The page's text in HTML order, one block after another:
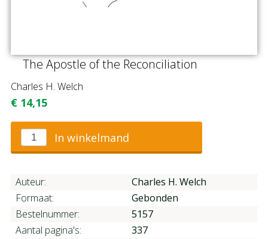
The Apostle of the Reconciliation
Charles H. Welch
€ 14,15
In winkelmand
Auteur:
Charles H. Welch
Formaat:
Gebonden
Bestelnummer:
5157
Aantal pagina's:
337